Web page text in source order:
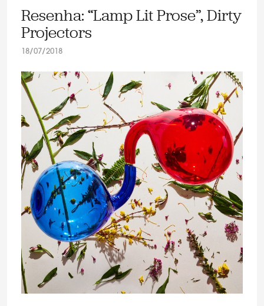
Resenha: “Lamp Lit Prose”, Dirty
Projectors
18/07/2018